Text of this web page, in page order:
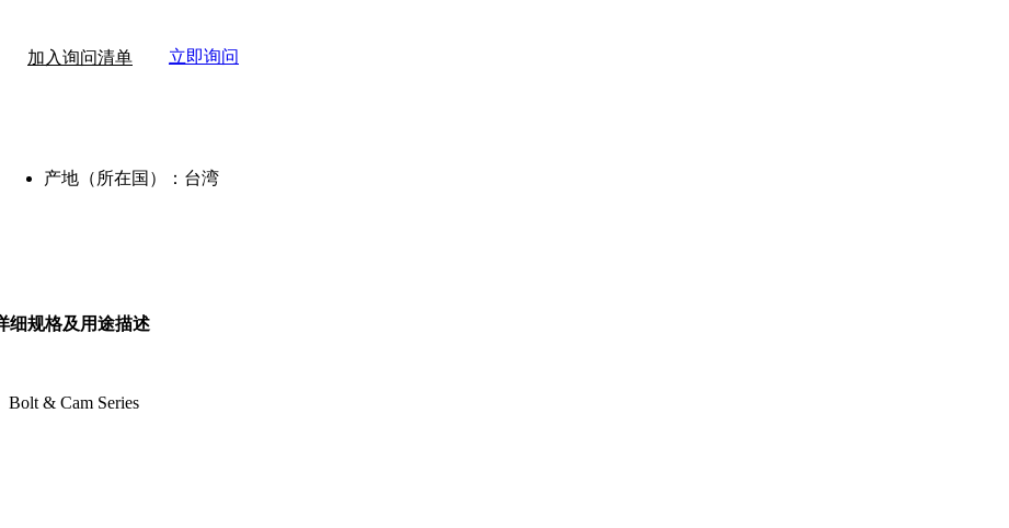
加入询问清单 立即询问
产地（所在国）： 台湾
细规格及用途描述
Bolt & Cam Series